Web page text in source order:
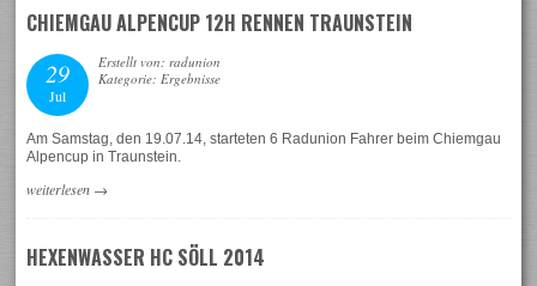
CHIEMGAU ALPENCUP 12H RENNEN TRAUNSTEIN
29
Jul
Erstellt von: radunion
Kategorie: Ergebnisse
Am Samstag, den 19.07.14, starteten 6 Radunion Fahrer beim Chiemgau
Alpencup in Traunstein.
weiterlesen →
HEXENWASSER HC SÖLL 2014